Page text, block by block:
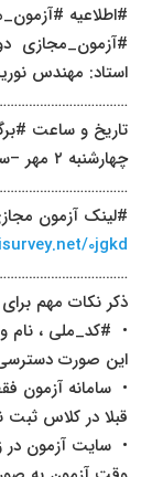
#اطلاعیه
#آزمون_مجازی
استاد: مهندس
تاریخ و ساعت
چهارشنبه ۲ مهر –ساعت ۱۶:۴۵
#لینک آزمون
0jgkd
ذکر نکات مهم
• #کد_ملی ، نام و
این صورت
• سامانه آزمون
قبلا در کلاس ثبت
• سایت آزمون در